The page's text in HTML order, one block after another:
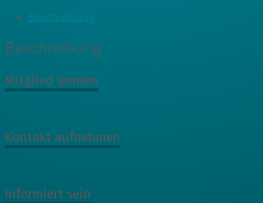
Beschreibung
Beschreibung
Mitglied werden
Kontakt aufnehmen
Informiert sein